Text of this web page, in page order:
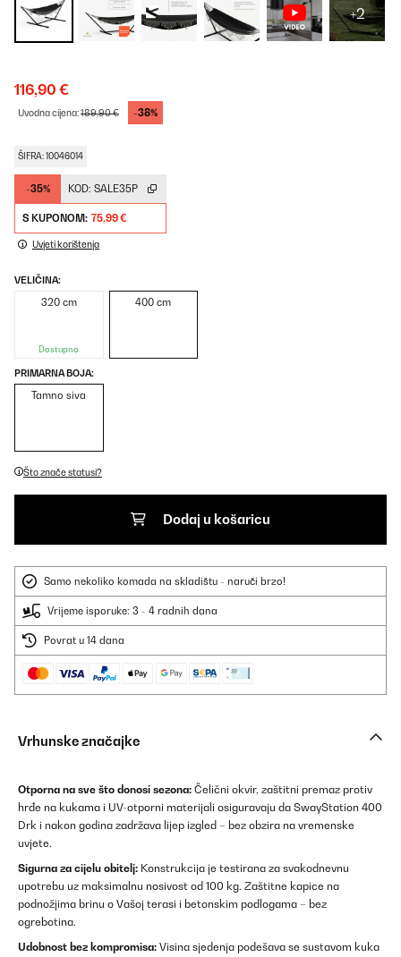
+2
116,90 €
Uvodna cijena:189,90 € -38%
ŠIFRA: 10046014
-35% KOD: SALE35P
S KUPONOM: 75,99 €
Uvjeti korištenja
VELIČINA:
320 cm
Dostupno
400 cm
PRIMARNA BOJA:
Tamno siva
Što znače statusi?
Dodaj u košaricu
Samo nekoliko komada na skladištu - naruči brzo!
Vrijeme isporuke: 3 - 4 radnih dana
Povrat u 14 dana
Vrhunske značajke
Otporna na sve što donosi sezona: Čelični okvir, zaštitni premaz protiv
hrđe na kukama i UV-otporni materijali osiguravaju da SwayStation 400
Drk i nakon godina zadržava lijep izgled – bez obzira na vremenske
uvjete.
Sigurna za cijelu obitelj: Konstrukcija je testirana za svakodnevnu
upotrebu uz maksimalnu nosivost od 100 kg. Zaštitne kapice na
podnožjima brinu o Vašoj terasi i betonskim podlogama – bez
ogrebotina.
Udobnost bez kompromisa: Visina sjedenja podešava se sustavom kuka